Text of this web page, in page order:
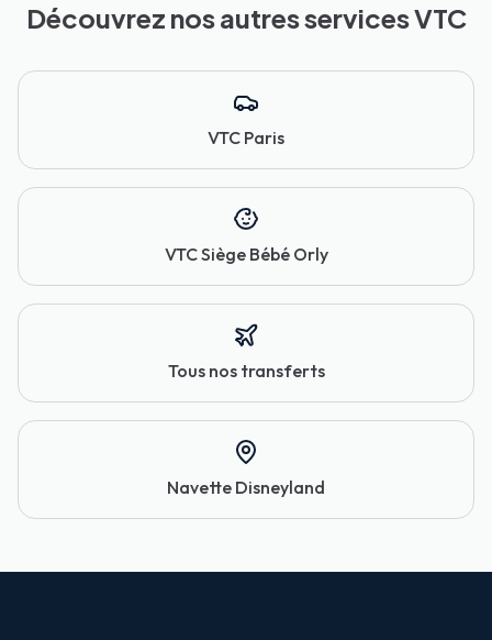
Découvrez nos autres services VTC
VTC Paris
VTC Siège Bébé Orly
Tous nos transferts
Navette Disneyland